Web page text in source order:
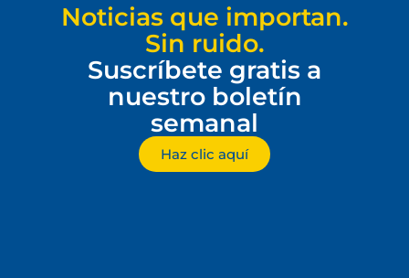
Noticias que importan.
Sin ruido.
Suscríbete gratis a
nuestro boletín
semanal
Haz clic aquí